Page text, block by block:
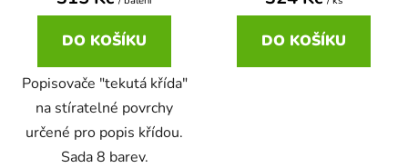
DO KOŠÍKU
Popisovače "tekutá křída"
na stíratelné povrchy
určené pro popis křídou.
Sada 8 barev.
DO KOŠÍKU